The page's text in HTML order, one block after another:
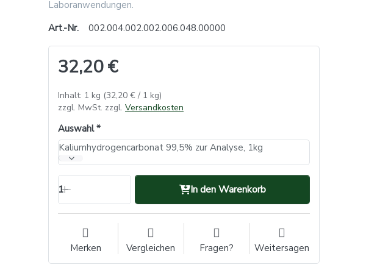
Laboranwendungen.
Art.-Nr.
002.004.002.002.006.048.00000
32,20 €
Inhalt: 1 kg (32,20 € / 1 kg)
zzgl. MwSt. zzgl. Versandkosten
Auswahl
Kaliumhydrogencarbonat 99,5% zur Analyse, 1kg
1 In den Warenkorb
Merken Vergleichen Fragen? Weitersagen